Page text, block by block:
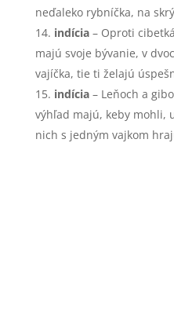
neďaleko rybníčka, na
indícia– Oproti
majú svoje bývanie, v
vajíčka, tie ti želajú
indícia– Leňoch a
výhľad majú, keby mohli,
nich s jedným vajkom